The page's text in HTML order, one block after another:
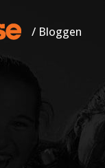
/ Bloggen